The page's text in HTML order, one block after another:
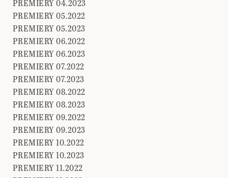
PREMIERY 04.2023
PREMIERY 05.2022
PREMIERY 05.2023
PREMIERY 06.2022
PREMIERY 06.2023
PREMIERY 07.2022
PREMIERY 07.2023
PREMIERY 08.2022
PREMIERY 08.2023
PREMIERY 09.2022
PREMIERY 09.2023
PREMIERY 10.2022
PREMIERY 10.2023
PREMIERY 11.2022